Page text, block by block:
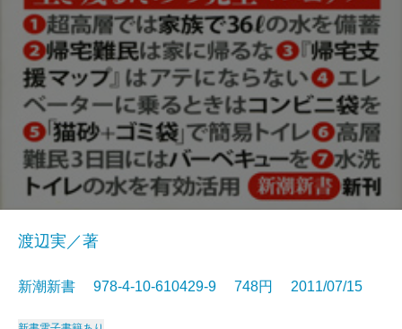
渡辺実／著
新潮新書 978-4-10-610429-9 748円 2011/07/15